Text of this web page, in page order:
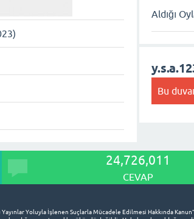
Aldığı
Bu
24,726,011
CEVAP
Yoluyla İşlenen Suçlarla Mücadele Edilmesi Hakkında